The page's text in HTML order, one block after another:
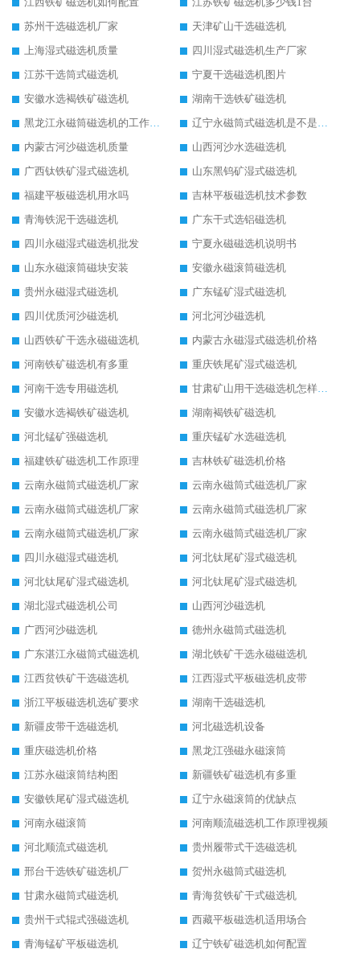
苏州干选磁选机厂家
天津矿山干选磁选机
上海湿式磁选机质量
四川湿式磁选机生产厂家
江苏干选筒式磁选机
宁夏干选磁选机图片
安徽水选褐铁矿磁选机
湖南干选铁矿磁选机
黑龙江永磁筒磁选机的工作原理
辽宁永磁筒式磁选机是不是强磁
内蒙古河沙磁选机质量
山西河沙水选磁选机
广西钛铁矿湿式磁选机
山东黑钨矿湿式磁选机
福建平板磁选机用水吗
吉林平板磁选机技术参数
青海铁泥干选磁选机
广东干式选铝磁选机
四川永磁湿式磁选机批发
宁夏永磁磁选机说明书
山东永磁滚筒磁块安装
安徽永磁滚筒磁选机
贵州永磁湿式磁选机
广东锰矿湿式磁选机
四川优质河沙磁选机
河北河沙磁选机
山西铁矿干选永磁磁选机
内蒙古永磁湿式磁选机价格
河南铁矿磁选机有多重
重庆铁尾矿湿式磁选机
河南干选专用磁选机
甘肃矿山用干选磁选机怎样调磁
安徽水选褐铁矿磁选机
湖南褐铁矿磁选机
河北锰矿强磁选机
重庆锰矿水选磁选机
福建铁矿磁选机工作原理
吉林铁矿磁选机价格
云南永磁筒式磁选机厂家
云南永磁筒式磁选机厂家
云南永磁筒式磁选机厂家
云南永磁筒式磁选机厂家
云南永磁筒式磁选机厂家
云南永磁筒式磁选机厂家
四川永磁湿式磁选机
河北钛尾矿湿式磁选机
河北钛尾矿湿式磁选机
河北钛尾矿湿式磁选机
湖北湿式磁选机公司
山西河沙磁选机
广西河沙磁选机
德州永磁筒式磁选机
广东湛江永磁筒式磁选机
湖北铁矿干选永磁磁选机
江西贫铁矿干选磁选机
江西湿式平板磁选机皮带
浙江平板磁选机选矿要求
湖南干选磁选机
新疆皮带干选磁选机
河北磁选机设备
重庆磁选机价格
黑龙江强磁永磁滚筒
江苏永磁滚筒结构图
新疆铁矿磁选机有多重
安徽铁尾矿湿式磁选机
辽宁永磁滚筒的优缺点
河南永磁滚筒
河南顺流磁选机工作原理视频
河北顺流式磁选机
贵州履带式干选磁选机
邢台干选铁矿磁选机厂
贺州永磁筒式磁选机
甘肃永磁筒式磁选机
青海贫铁矿干式磁选机
贵州干式辊式强磁选机
西藏平板磁选机适用场合
青海锰矿平板磁选机
辽宁铁矿磁选机如何配置